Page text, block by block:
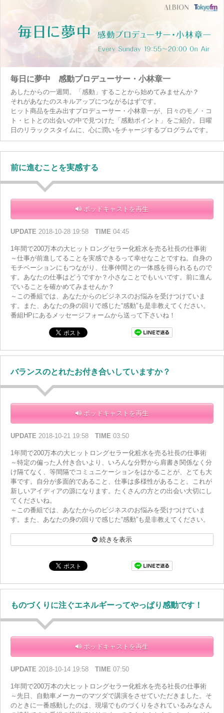
毎日に夢中 感動プロデューサー・小林章一
あしたからの一週間。「感動」することから始めてみませんか？
それがあなたのスキルアップにつながるはずです。
ヒット商品を生み出すプロデューサー・小林章一が、日々のモノ・コ
ト・ヒトとの出会いの中で見つけた「感動ポイント」をご紹介。日曜
日のリラックスタイムに、心に潤いをチャージするプログラムです。
前に進むことを実感する
ポッドキャストを再生
UPDATE 2018-10-28 19:58 TIME 04:45
1年間で200万本の大ヒットロングセラー化粧水を売る社長の仕事術
～仕事が前進してることを実感できるって幸せなことですね。自身の
モチベーションにもつながり、仕事仲間との一体感を得られるもので
す。あなたの仕事はどうですか？小さなことでもいいです。前に進ん
でいることを確かめてみませんか？
～この番組では、あなたからのビジネスのお悩みを受けつけていま
す。また、あなたの身の回りで感じた“感動”も是非教えてください。
番組HPにあるメッセージフォームから送って下さいね！
バランスのとれたお付き合いしていますか？
ポッドキャストを再生
UPDATE 2018-10-21 19:58 TIME 03:50
1年間で200万本の大ヒットロングセラー化粧水を売る社長の仕事術
～特定の偏った人付き合いより、いろんな分野から肩書き関係なく分
け隔てなく、等間隔でコミュニケーションをはかることが、とても大
事です。自分が多面的であること、仕事は多様性があること。これが
新しいアイディアの源になります。たくさんの方との出会い大切にし
てくださいね。
～この番組では、あなたからのビジネスのお悩みを受けつけていま
す。また、あなたの身の回りで感じた“感動”も是非教えてください。
続きを表示
ものづくりに注ぐエネルギーってやっぱり感動です！
ポッドキャストを再生
UPDATE 2018-10-14 19:58 TIME 07:50
1年間で200万本の大ヒットロングセラー化粧水を売る社長の仕事術
～先日、自動車メーカーのマツダで講演をさせていただきました。そ
のときに一番感動したのは、現場でものづくりをされているみなさん